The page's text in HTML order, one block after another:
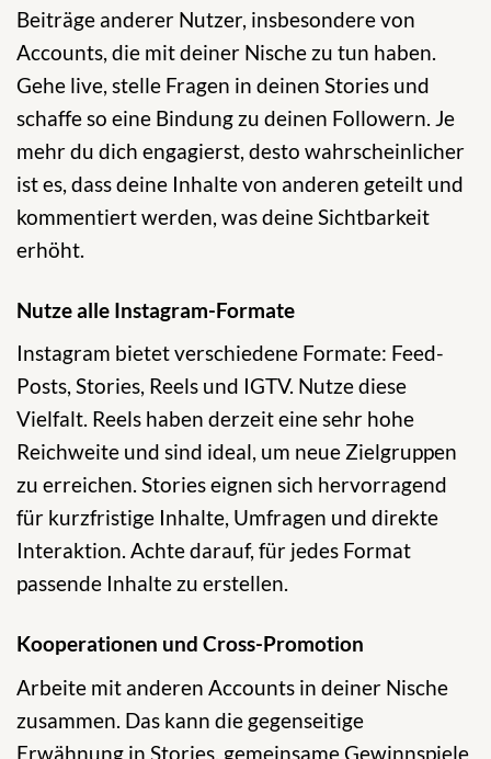
Beiträge anderer Nutzer, insbesondere von
Accounts, die mit deiner Nische zu tun haben.
Gehe live, stelle Fragen in deinen Stories und
schaffe so eine Bindung zu deinen Followern. Je
mehr du dich engagierst, desto wahrscheinlicher
ist es, dass deine Inhalte von anderen geteilt und
kommentiert werden, was deine Sichtbarkeit
erhöht.
Nutze alle Instagram-Formate
Instagram bietet verschiedene Formate: Feed-
Posts, Stories, Reels und IGTV. Nutze diese
Vielfalt. Reels haben derzeit eine sehr hohe
Reichweite und sind ideal, um neue Zielgruppen
zu erreichen. Stories eignen sich hervorragend
für kurzfristige Inhalte, Umfragen und direkte
Interaktion. Achte darauf, für jedes Format
passende Inhalte zu erstellen.
Kooperationen und Cross-Promotion
Arbeite mit anderen Accounts in deiner Nische
zusammen. Das kann die gegenseitige
Erwähnung in Stories, gemeinsame Gewinnspiele